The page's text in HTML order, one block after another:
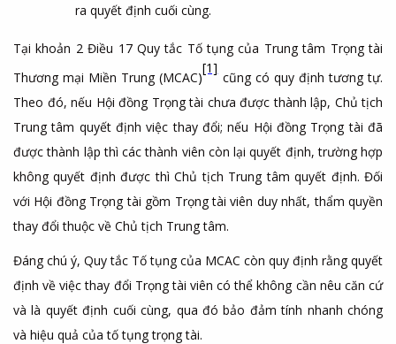
ra quyết định cuối cùng.
Tại khoản 2 Điều 17 Quy tắc Tố tụng của Trung tâm Trọng tài
Thương mại Miền Trung (MCAC)
[1]
cũng có quy định tương tự.
Theo đó, nếu Hội đồng Trọng tài chưa được thành lập, Chủ tịch
Trung tâm quyết định việc thay đổi; nếu Hội đồng Trọng tài đã
được thành lập thì các thành viên còn lại quyết định, trường hợp
không quyết định được thì Chủ tịch Trung tâm quyết định. Đối
với Hội đồng Trọng tài gồm Trọng tài viên duy nhất, thẩm quyền
thay đổi thuộc về Chủ tịch Trung tâm.
Đáng chú ý, Quy tắc Tố tụng của MCAC còn quy định rằng quyết
định về việc thay đổi Trọng tài viên có thể không cần nêu căn cứ
và là quyết định cuối cùng, qua đó bảo đảm tính nhanh chóng
và hiệu quả của tố tụng trọng tài.